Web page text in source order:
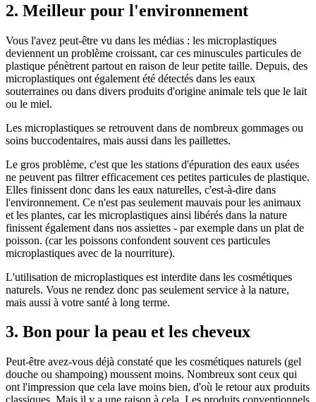
2. Meilleur pour l'environnement
Vous l'avez peut-être vu dans les médias : les microplastiques
deviennent un problème croissant, car ces minuscules particules de
plastique pénètrent partout en raison de leur petite taille. Depuis, des
microplastiques ont également été détectés dans les eaux
souterraines ou dans divers produits d'origine animale tels que le lait
ou le miel.
Les microplastiques se retrouvent dans de nombreux gommages ou
soins buccodentaires, mais aussi dans les paillettes.
Le gros problème, c'est que les stations d'épuration des eaux usées
ne peuvent pas filtrer efficacement ces petites particules de plastique.
Elles finissent donc dans les eaux naturelles, c'est-à-dire dans
l'environnement. Ce n'est pas seulement mauvais pour les animaux
et les plantes, car les microplastiques ainsi libérés dans la nature
finissent également dans nos assiettes - par exemple dans un plat de
poisson. (car les poissons confondent souvent ces particules
microplastiques avec de la nourriture).
L'utilisation de microplastiques est interdite dans les cosmétiques
naturels. Vous ne rendez donc pas seulement service à la nature,
mais aussi à votre santé à long terme.
3. Bon pour la peau et les cheveux
Peut-être avez-vous déjà constaté que les cosmétiques naturels (gel
douche ou shampoing) moussent moins. Nombreux sont ceux qui
ont l'impression que cela lave moins bien, d'où le retour aux produits